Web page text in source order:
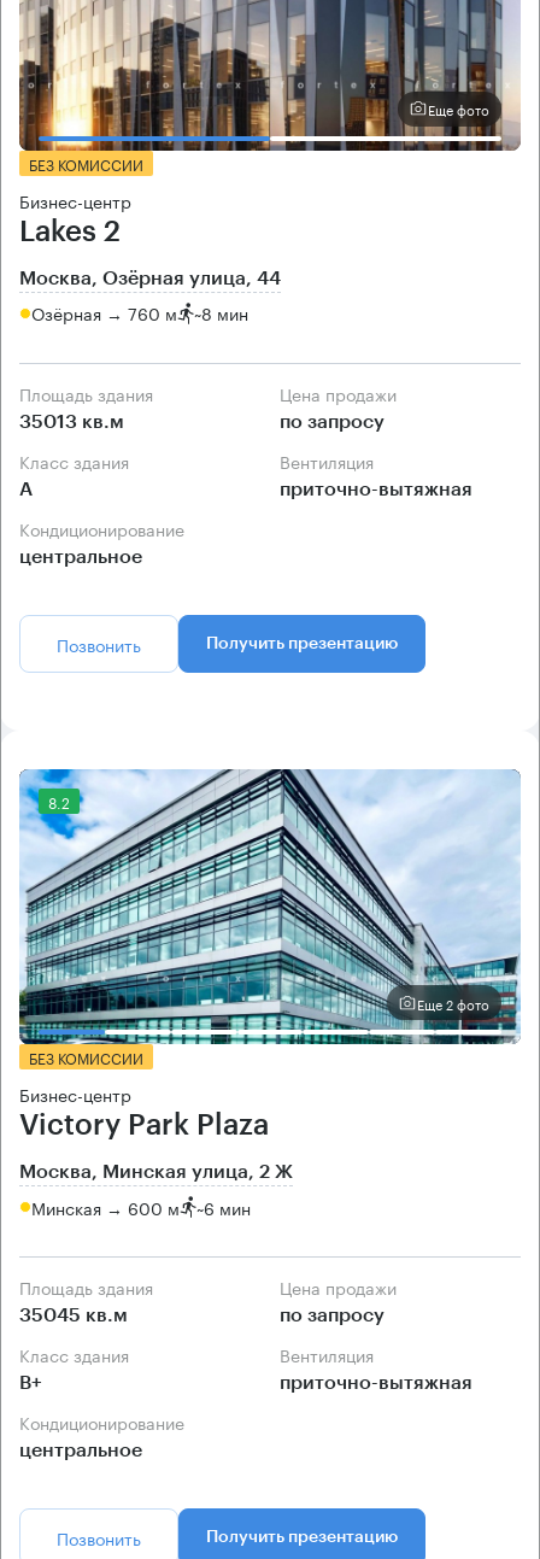
Еще фото
БЕЗ КОМИССИИ
Бизнес-центр
Lakes 2
Москва, Озёрная улица, 44
Озёрная → 760 м ~8 мин
Площадь здания
35013 кв.м
Цена продажи
по запросу
Класс здания
А
Вентиляция
приточно-вытяжная
Кондиционирование
центральное
Позвонить Получить презентацию
8.2
Еще 2 фото
БЕЗ КОМИССИИ
Бизнес-центр
Victory Park Plaza
Москва, Минская улица, 2 Ж
Минская → 600 м ~6 мин
Площадь здания
35045 кв.м
Цена продажи
по запросу
Класс здания
B+
Вентиляция
приточно-вытяжная
Кондиционирование
центральное
Позвонить Получить презентацию